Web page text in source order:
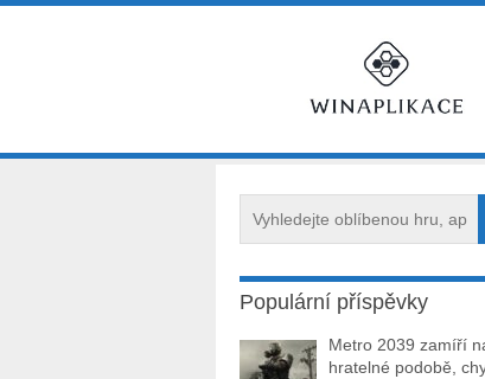
Populární příspěvky
Metro 2039 zamíří
hratelné podobě,